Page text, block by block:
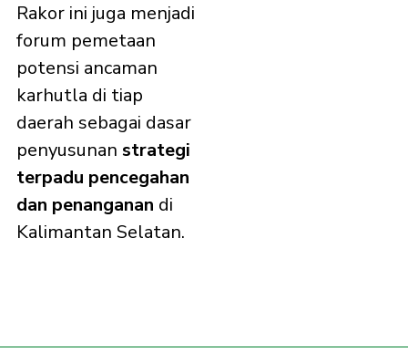
Rakor ini juga menjadi
forum pemetaan
potensi ancaman
karhutla di tiap
daerah sebagai dasar
penyusunan strategi
terpadu pencegahan
dan penanganan di
Kalimantan Selatan.